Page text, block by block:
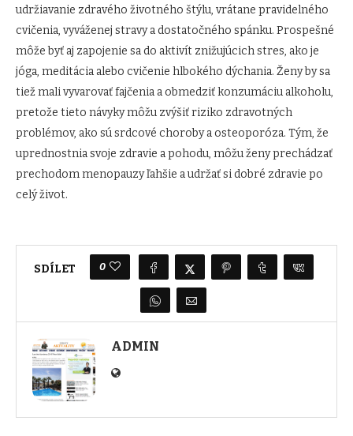
udržiavanie zdravého životného štýlu, vrátane pravidelného
cvičenia, vyváženej stravy a dostatočného spánku. Prospešné
môže byť aj zapojenie sa do aktivít znižujúcich stres, ako je
jóga, meditácia alebo cvičenie hlbokého dýchania. Ženy by sa
tiež mali vyvarovať fajčenia a obmedziť konzumáciu alkoholu,
pretože tieto návyky môžu zvýšiť riziko zdravotných
problémov, ako sú srdcové choroby a osteoporóza. Tým, že
uprednostnia svoje zdravie a pohodu, môžu ženy prechádzať
prechodom menopauzy ľahšie a udržať si dobré zdravie po
celý život.
SDÍLET 0
ADMIN